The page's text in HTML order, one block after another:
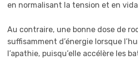
en normalisant la tension et en
Au contraire, une bonne dose de
suffisamment d’énergie lorsque
l’apathie, puisqu’elle accélère les